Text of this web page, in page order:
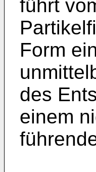
führt
Form
des
einem